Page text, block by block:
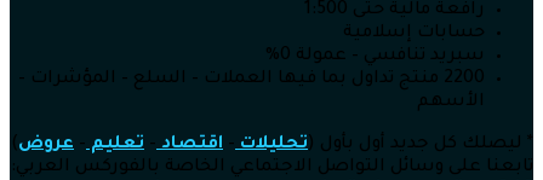
رافعة مالية حتى 1:500
حسابات إسلامية
سبريد تنافسي – عمولة 0%
2200 منتج تداول بما فيها العملات – السلع – المؤشرات –
الأسهم
* ليصلك كل جديد أول بأول (تحليلات– اقتصاد– تعليم– عروض)
تابعنا على وسائل التواصل الاجتماعي الخاصة بالفوركس العربي: